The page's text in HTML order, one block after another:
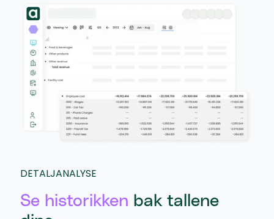
DETALJANALYSE
Se historikken bak tallene